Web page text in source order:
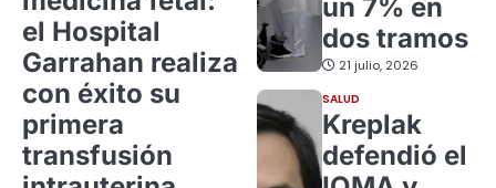
el Hospital
Garrahan realiza
con éxito su
primera
transfusión
un 7% en
dos tramos
21 julio, 2026
SALUD
Kreplak
defendió el